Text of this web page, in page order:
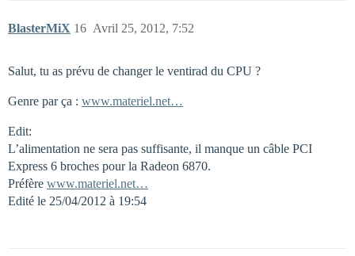
BlasterMiX Avril 25, 2012, 7:52
16
Salut, tu as prévu de changer le ventirad du CPU ?
Genre par ça : www.materiel.net…
Edit:
L’alimentation ne sera pas suffisante, il manque un câble PCI
Express 6 broches pour la Radeon 6870.
Préfère www.materiel.net…
Edité le 25/04/2012 à 19:54